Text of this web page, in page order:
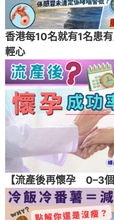
香港每10名就有1名患
輕心
【流產後再懷孕 0–3